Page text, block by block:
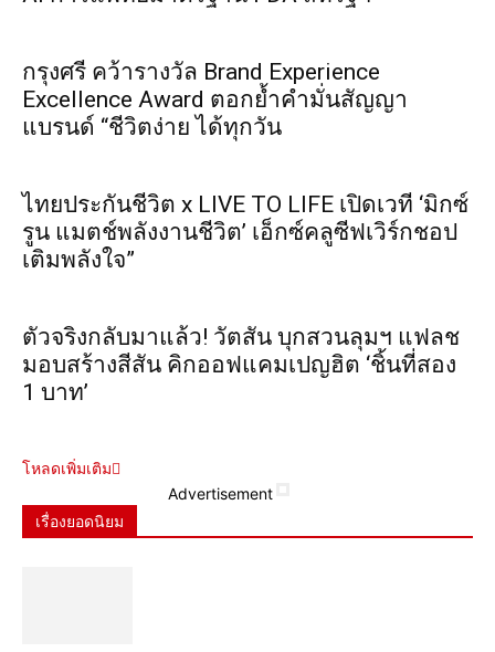
กรุงศรี คว้ารางวัล Brand Experience
Excellence Award ตอกย้ำคำมั่นสัญญา
แบรนด์ “ชีวิตง่าย ได้ทุกวัน
ไทยประกันชีวิต x LIVE TO LIFE เปิดเวที ‘มิกซ์
รูน แมตช์พลังงานชีวิต’ เอ็กซ์คลูซีฟเวิร์กชอป
เติมพลังใจ”
ตัวจริงกลับมาแล้ว! วัตสัน บุกสวนลุมฯ แฟลช
มอบสร้างสีสัน คิกออฟแคมเปญฮิต ‘ชิ้นที่สอง
1 บาท’
โหลดเพิ่มเติม
Advertisement
เรื่องยอดนิยม